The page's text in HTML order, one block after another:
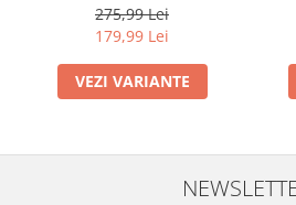
275,99 Lei
179,99 Lei
VEZI VARIANTE